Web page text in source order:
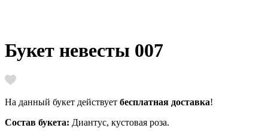
Букет невесты 007
На данный букет действует бесплатная доставка!
Состав букета: Диантус, кустовая роза.